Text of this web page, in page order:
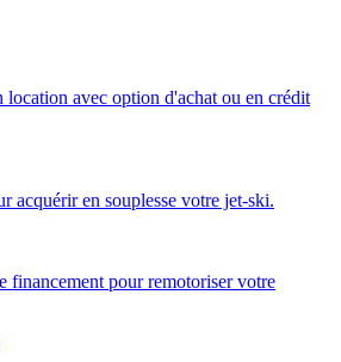
location avec option d'achat ou en crédit
acquérir en souplesse votre jet-ski.
financement pour remotoriser votre